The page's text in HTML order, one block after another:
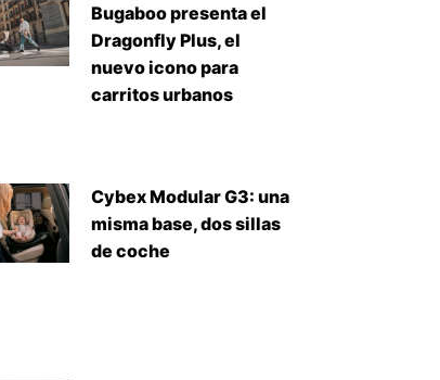
Bugaboo presenta el
Dragonfly Plus, el
nuevo icono para
carritos urbanos
Cybex Modular G3: una
misma base, dos sillas
de coche